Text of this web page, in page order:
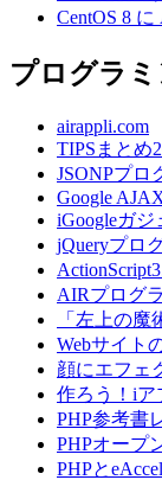
CentOS 8
プログラ
airappli.com
TIPSまとめ
JSONPプロ
Google
iGoogleガ
jQueryプロ
AIRプログ
「左上の魔
Webサイト
顔にエフェ
作ろう！iア
PHP参考書
PHPオープ
PHPと